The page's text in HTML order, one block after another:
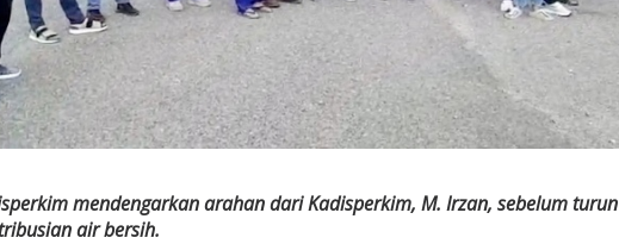
b
mendengarkan arahan dari Kadisperkim, M. Irzan, sebelum turun
air bersih.